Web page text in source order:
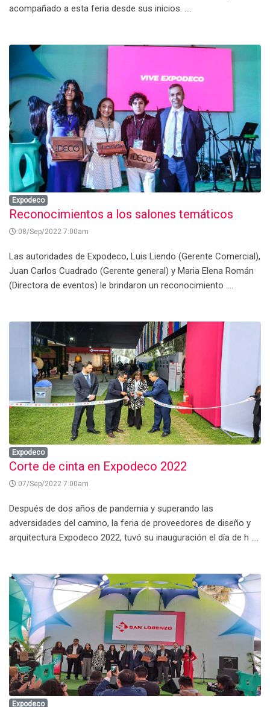
acompañado a esta feria desde sus inicios. ....
Expodeco
Reconocimientos a los salones temáticos
:08/Sep/2022 7:00am
Las autoridades de Expodeco, Luis Liendo (Gerente Comercial),
Juan Carlos Cuadrado (Gerente general) y Maria Elena Román
(Directora de eventos) le brindaron un reconocimiento ....
Expodeco
Corte de cinta en Expodeco 2022
:07/Sep/2022 7:00am
Después de dos años de pandemia y superando las
adversidades del camino, la feria de proveedores de diseño y
arquitectura Expodeco 2022, tuvó su inauguración el día de h ....
Expodeco